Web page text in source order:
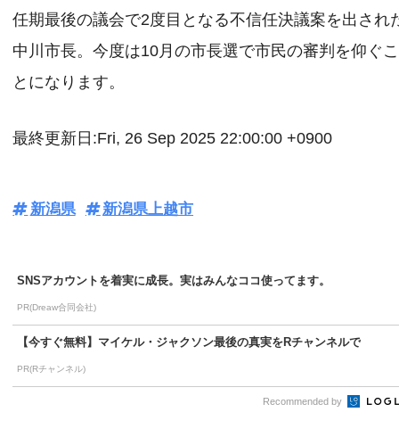
任期最後の議会で2度目となる不信任決議案を出され
中川市長。今度は10月の市長選で市民の審判を仰ぐこ
とになります。
最終更新日:Fri, 26 Sep 2025 22:00:00 +0900
新潟県 新潟県上越市
SNSアカウントを着実に成長。実はみんなココ使ってます。
PR(Dreaw合同会社)
【今すぐ無料】マイケル・ジャクソン最後の真実をRチャンネルで
PR(Rチャンネル)
Recommended by